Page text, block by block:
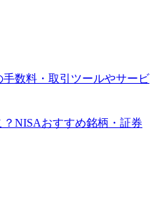
数料・取引ツールやサービ
NISAおすすめ銘柄・証券